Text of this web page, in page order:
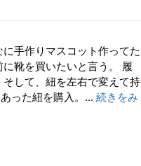
手作りマスコット作ってた
靴を買いたいと言う。 履
して、紐を左右で変えて持
った紐を購入。... 続きをみ